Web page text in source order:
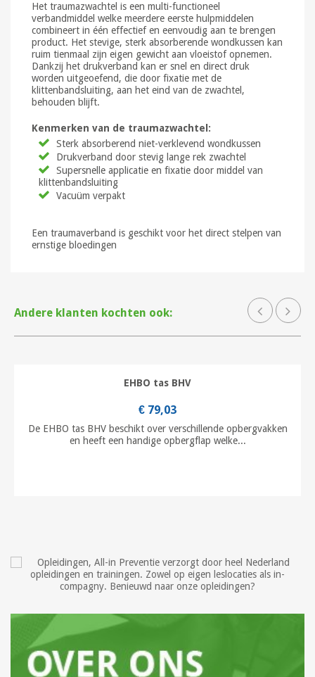
Het traumazwachtel is een multi-functioneel
verbandmiddel welke meerdere eerste hulpmiddelen
combineert in één effectief en eenvoudig aan te brengen
product. Het stevige, sterk absorberende wondkussen kan
ruim tienmaal zijn eigen gewicht aan vloeistof opnemen.
Dankzij het drukverband kan er snel en direct druk
worden uitgeoefend, die door fixatie met de
klittenbandsluiting, aan het eind van de zwachtel,
behouden blijft.
Kenmerken van de traumazwachtel:
Sterk absorberend niet-verklevend wondkussen
Drukverband door stevig lange rek zwachtel
Supersnelle applicatie en fixatie door middel van
klittenbandsluiting
Vacuüm verpakt
Een traumaverband is geschikt voor het direct stelpen van
ernstige bloedingen
Andere klanten kochten ook:
EHBO tas BHV
€ 79,03
De EHBO tas BHV beschikt over verschillende opbergvakken
en heeft een handige opbergflap welke...